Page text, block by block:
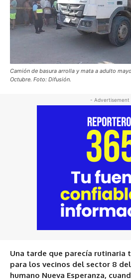
Camión de basura arrolla y mata a adulto
Octubre. Foto: Difusión.
- Advertisement
Una tarde que parecía rutinaria
para los vecinos del sector 8
humano Nueva Esperanza,